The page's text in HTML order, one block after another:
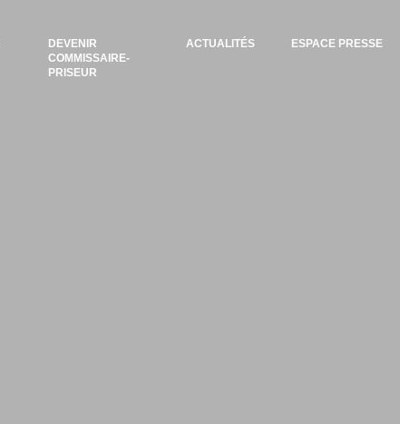
DEVENIR
COMMISSAIRE-
PRISEUR
ACTUALITÉS ESPACE PRESSE